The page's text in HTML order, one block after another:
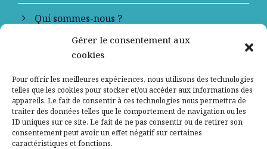
Gérer le consentement aux
cookies
Pour offrir les meilleures expériences, nous utilisons des technologies
telles que les cookies pour stocker et/ou accéder aux informations des
appareils. Le fait de consentir à ces technologies nous permettra de
traiter des données telles que le comportement de navigation ou les
ID uniques sur ce site. Le fait de ne pas consentir ou de retirer son
consentement peut avoir un effet négatif sur certaines
caractéristiques et fonctions.
Qui sommes-nous ?
Contactez-nous
Mentions légales
Politique de confidentialité